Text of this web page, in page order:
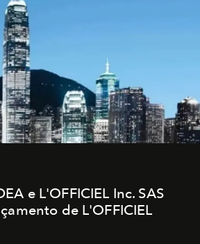
e L'OFFICIEL Inc. SAS
de L'OFFICIEL